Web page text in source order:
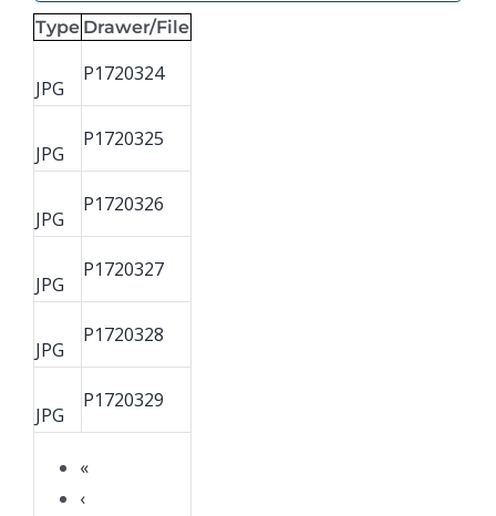
Type Drawer/File
«
‹
JPG
P1720324
JPG
P1720325
JPG
P1720326
JPG
P1720327
JPG
P1720328
JPG
P1720329